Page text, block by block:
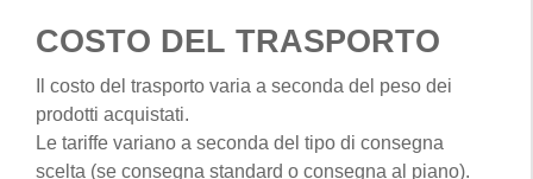
COSTO DEL TRASPORTO
Il costo del trasporto varia a seconda del peso dei
prodotti acquistati.
Le tariffe variano a seconda del tipo di consegna
scelta (se consegna standard o consegna al piano).